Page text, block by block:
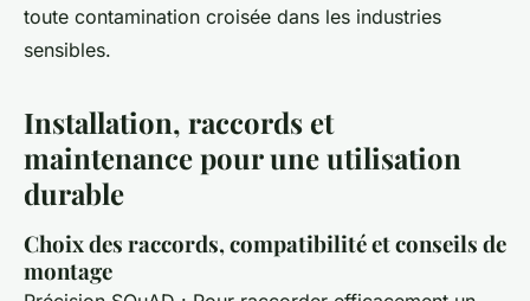
toute contamination croisée dans les industries
sensibles.
Installation, raccords et
maintenance pour une utilisation
durable
Choix des raccords, compatibilité et conseils de
montage